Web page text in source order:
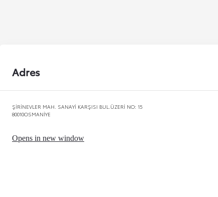
Adres
ŞİRİNEVLER MAH. SANAYİ KARŞISI BUL.ÜZERİ NO: 15
80010OSMANİYE
Opens in new window